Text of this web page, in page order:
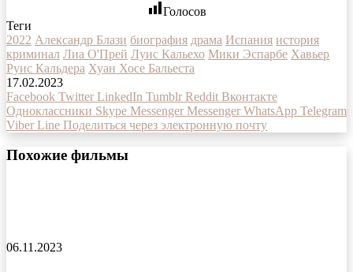
Голосов
Теги
2022 Александр Блази биография драма Испания история
криминал Лиа О'Прей Луис Кальехо Мики Эспарбе Хавьер
Руис Кальдера Хуан Хосе Бальеста
17.02.2023
Facebook Twitter LinkedIn Tumblr Reddit Вконтакте
Одноклассники Skype Messenger Messenger WhatsApp Telegram
Viber Line Поделиться через электронную почту
Похожие фильмы
06.11.2023